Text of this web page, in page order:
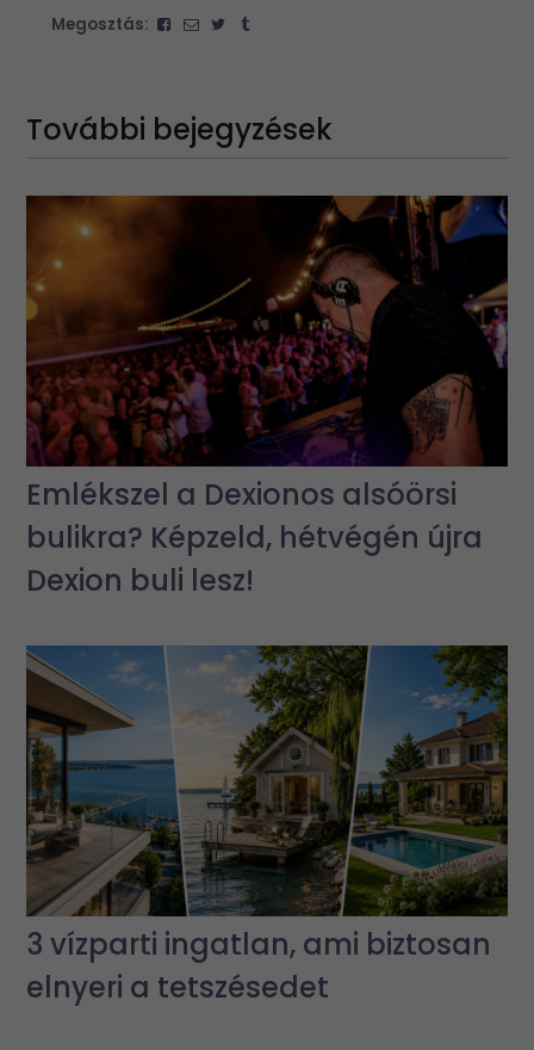
Megosztás:
További bejegyzések
Emlékszel a Dexionos alsóörsi
bulikra? Képzeld, hétvégén újra
Dexion buli lesz!
3 vízparti ingatlan, ami biztosan
elnyeri a tetszésedet